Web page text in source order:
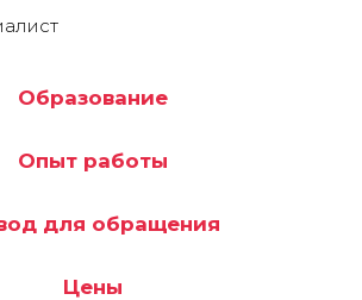
Образование
Опыт работы
для обращения
Цены